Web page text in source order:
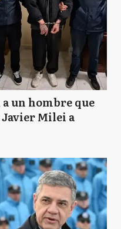
un hombre que
Javier Milei a